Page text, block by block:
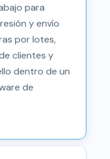
para
y envío
por lotes,
clientes y
dentro de un
de